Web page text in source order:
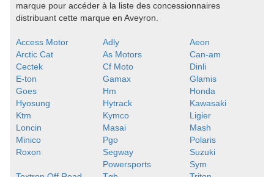
marque pour accéder à la liste des concessionnaires
distribuant cette marque en Aveyron.
Access Motor Adly
Aeon
Arctic Cat
As Motors
Can-am
Cectek
Cf Moto
Dinli
E-ton
Gamax
Glamis
Goes
Hm
Honda
Hyosung
Hytrack
Kawasaki
Ktm
Kymco
Ligier
Loncin
Masai
Mash
Minico
Pgo
Polaris
Roxon
Segway
Powersports
Suzuki
Sym